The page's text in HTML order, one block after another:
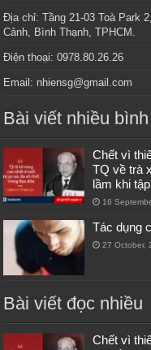
Địa chỉ: Tầng 21-03 Toà Park
Cảnh, Bình Thạnh, TPHCM.
Điện thoại: 0978.80.26.26
Email: nhiensg@gmail.com
Bài viết nhiều
Chết vì
TQ về trà
lầm khi
16
Tác dụng
27 October,
Bài viết đọc nhiều
Chết vì